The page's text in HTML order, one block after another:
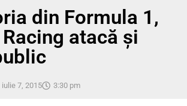
din Formula 1,
atacă şi
iulie 7, 2015 3:30 pm